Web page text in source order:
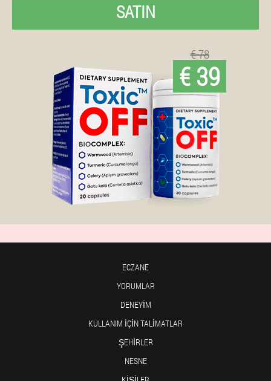
SATIN
€ 78
€ 39
ECZANE
YORUMLAR
DENEYIM
KULLANIM IÇIN TALIMATLAR
ŞEHIRLER
NESNE